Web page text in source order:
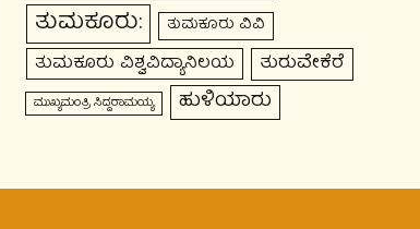
ತುಮಕೂರು:
ತುಮಕೂರು ವಿವಿ
ತುಮಕೂರು ವಿಶ್ವವಿದ್ಯಾನಿಲಯ ತುರುವೇಕೆರೆ
ಮುಖ್ಯಮಂತ್ರಿ ಸಿದ್ದರಾಮಯ್ಯ ಹುಳಿಯಾರು